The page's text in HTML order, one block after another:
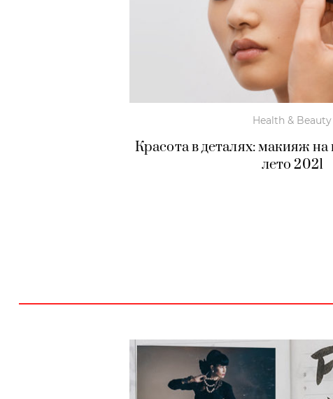
Health & Beauty
Красота в деталях: макияж на
лето 2021